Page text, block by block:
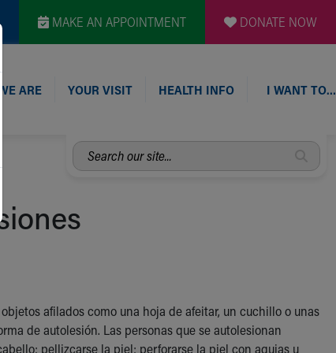
MAKE AN APPOINTMENT DONATE NOW
ARE YOUR VISIT HEALTH INFO I WANT TO…
Search
our
afilados como una hoja de afeitar, un cuchillo o unas
de autolesión. Las personas que se autolesionan
pellizcarse la piel; perforarse la piel con agujas u